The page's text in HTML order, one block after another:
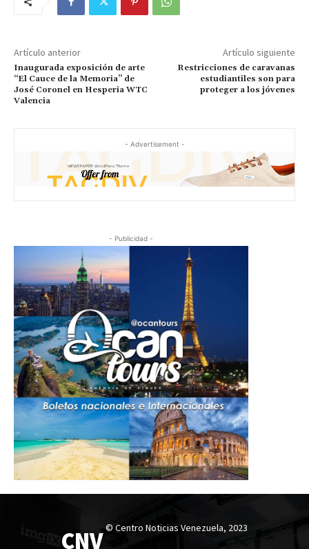
Artículo anterior
Inaugurada exposición de arte
“El Cauce de la Memoria” de
José Coronel en Hesperia WTC
Valencia
Artículo siguiente
Restricciones de caravanas
estudiantiles son para
proteger a los jóvenes
- Advertisement -
- Publicidad -
CNV © Centro Noticias Venezuela, 2023